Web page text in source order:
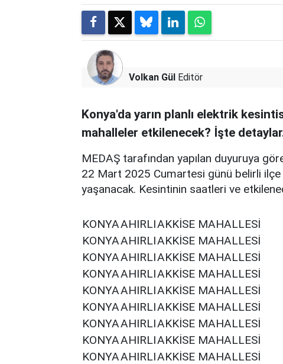
Volkan Gül Editör
Konya'da yarın planlı elektrik
mahalleler etkilenecek? İşte
MEDAŞ tarafından yapılan duyuruya
22 Mart 2025 Cumartesi günü belirli
yaşanacak. Kesintinin saatleri ve
KONYAAHIRLIAKKİSE MAHALLESİ
KONYAAHIRLIAKKİSE MAHALLESİ
KONYAAHIRLIAKKİSE MAHALLESİ
KONYAAHIRLIAKKİSE MAHALLESİ
KONYAAHIRLIAKKİSE MAHALLESİ
KONYAAHIRLIAKKİSE MAHALLESİ
KONYAAHIRLIAKKİSE MAHALLESİ
KONYAAHIRLIAKKİSE MAHALLESİ
KONYAAHIRLIAKKİSE MAHALLESİ